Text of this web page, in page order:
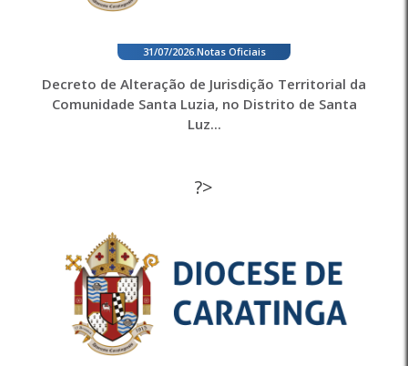
31/07/2026. Notas Oficiais
Decreto de Alteração de Jurisdição Territorial da
Comunidade Santa Luzia, no Distrito de Santa
Luz...
?>